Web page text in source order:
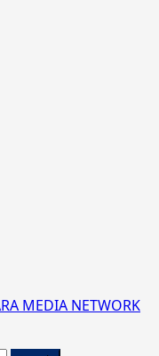
MEDIA NETWORK